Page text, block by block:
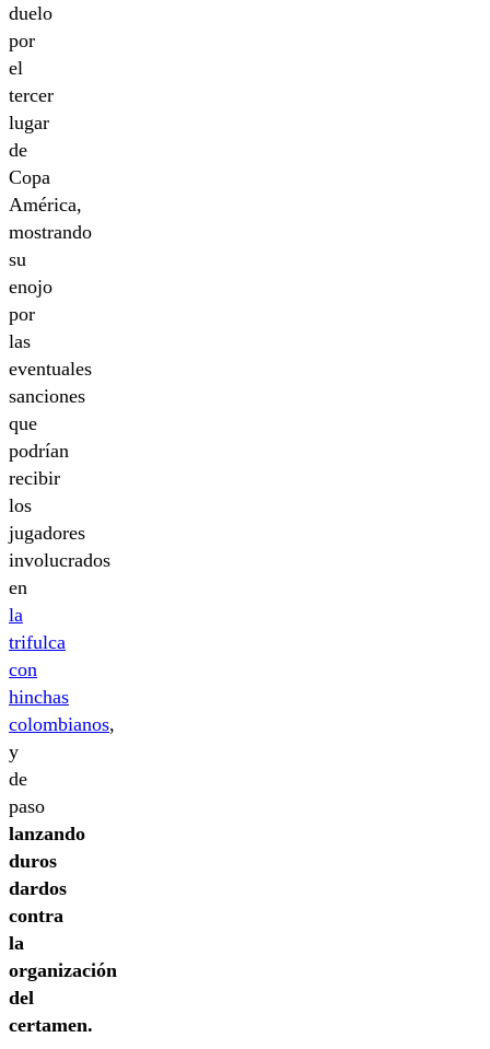
duelo
por
el
tercer
lugar
de
Copa
América,
mostrando
su
enojo
por
las
eventuales
sanciones
que
podrían
recibir
los
jugadores
involucrados
en
la
trifulca
con
hinchas
colombianos,
y
de
paso
lanzando
duros
dardos
contra
la
organización
del
certamen.